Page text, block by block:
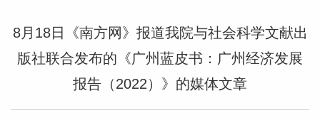
8月18日《南方网》报道我院与社会科学文献出
版社联合发布的《广州蓝皮书：广州经济发展
报告（2022）》的媒体文章